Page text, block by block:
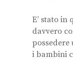
E’ stato in
davvero
i bambini